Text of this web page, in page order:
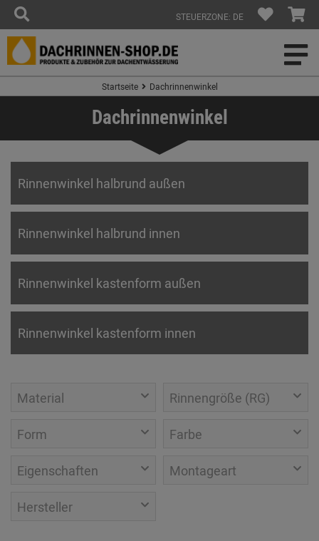
STEUERZONE: DE
Startseite Dachrinnenwinkel
Dachrinnenwinkel
Rinnenwinkel halbrund außen
Rinnenwinkel halbrund innen
Rinnenwinkel kastenform außen
Rinnenwinkel kastenform innen
Material Rinnengröße (RG)
Form Farbe
Eigenschaften Montageart
Hersteller